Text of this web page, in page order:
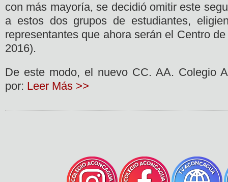
con más mayoría, se decidió omitir este
a estos dos grupos de estudiantes,
representantes que ahora serán el Centro
2016).
De este modo, el nuevo CC. AA. Colegio
por: Leer Más >>